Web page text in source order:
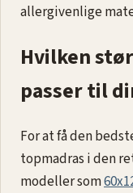
allergivenlige
Hvilken
passer til
For at få den
topmadras i den
modeller som